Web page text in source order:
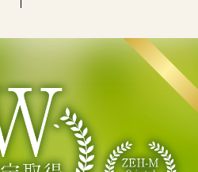
QUALITY
クオリティ
VALUE
駅徒歩3分×総318邸の
MAP
す。